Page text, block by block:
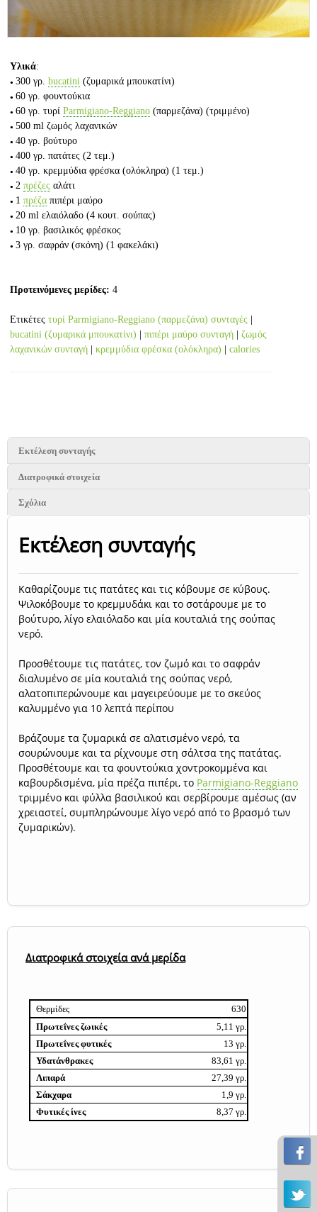
Υλικά:
300 γρ. bucatini (ζυμαρικά μπουκατίνι)
60 γρ. φουντούκια
60 γρ. τυρί Parmigiano-Reggiano (παρμεζάνα) (τριμμένο)
500 ml ζωμός λαχανικών
40 γρ. βούτυρο
400 γρ. πατάτες (2 τεμ.)
40 γρ. κρεμμύδια φρέσκα (ολόκληρα) (1 τεμ.)
2 πρέζες αλάτι
1 πρέζα πιπέρι μαύρο
20 ml ελαιόλαδο (4 κουτ. σούπας)
10 γρ. βασιλικός φρέσκος
3 γρ. σαφράν (σκόνη) (1 φακελάκι)
Προτεινόμενες μερίδες: 4
Ετικέτες τυρί Parmigiano-Reggiano (παρμεζάνα) συνταγές
bucatini (ζυμαρικά μπουκατίνι)
πιπέρι μαύρο συνταγή
ζωμός
λαχανικών συνταγή
κρεμμύδια φρέσκα (ολόκληρα) calories
Εκτέλεση συνταγής
Διατροφικά στοιχεία
Σχόλια
Εκτέλεση συνταγής
Καθαρίζουμε τις πατάτες και τις κόβουμε σε κύβους.
Ψιλοκόβουμε το κρεμμυδάκι και το σοτάρουμε με το
βούτυρο, λίγο ελαιόλαδο και μία κουταλιά της σούπας
νερό.
Προσθέτουμε τις πατάτες, τον ζωμό και το σαφράν
διαλυμένο σε μία κουταλιά της σούπας νερό,
αλατοπιπερώνουμε και μαγειρεύουμε με το σκεύος
καλυμμένο για 10 λεπτά περίπου
Βράζουμε τα ζυμαρικά σε αλατισμένο νερό, τα
σουρώνουμε και τα ρίχνουμε στη σάλτσα της πατάτας.
Προσθέτουμε και τα φουντούκια χοντροκομμένα και
καβουρδισμένα, μία πρέζα πιπέρι, το Parmigiano-Reggiano
τριμμένο και φύλλα βασιλικού και σερβίρουμε αμέσως (αν
χρειαστεί, συμπληρώνουμε λίγο νερό από το βρασμό των
ζυμαρικών).
Διατροφικά στοιχεία ανά μερίδα
Θερμίδες
630
Πρωτεΐνες ζωικές
5,11 γρ.
Πρωτεΐνες φυτικές
13 γρ.
Υδατάνθρακες
83,61 γρ.
Λιπαρά
27,39 γρ.
Σάκχαρα
1,9 γρ.
Φυτικές ίνες
8,37 γρ.